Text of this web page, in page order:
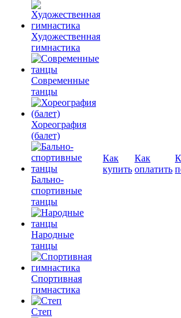
Художественная
гимнастика
Современные
танцы
Хореография
(балет)
Бально-
спортивные
танцы
Народные
танцы
Спортивная
гимнастика
Степ
Как
купить
Как
оплатить